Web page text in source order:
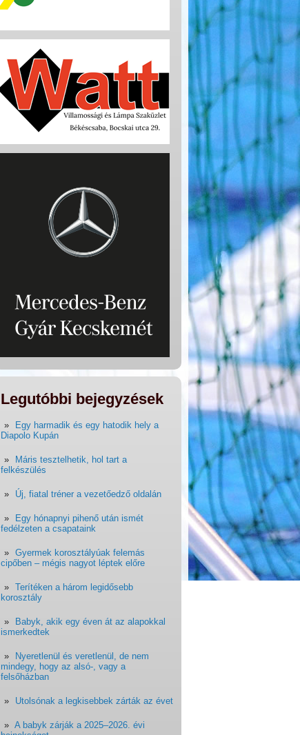
Legutóbbi bejegyzések
Egy harmadik és egy hatodik hely a
Diapolo Kupán
Máris tesztelhetik, hol tart a
felkészülés
Új, fiatal tréner a vezetőedző oldalán
Egy hónapnyi pihenő után ismét
fedélzeten a csapataink
Gyermek korosztályúak felemás
cipőben – mégis nagyot léptek előre
Terítéken a három legidősebb
korosztály
Babyk, akik egy éven át az alapokkal
ismerkedtek
Nyeretlenül és veretlenül, de nem
mindegy, hogy az alsó-, vagy a
felsőházban
Utolsónak a legkisebbek zárták az évet
A babyk zárják a 2025–2026. évi